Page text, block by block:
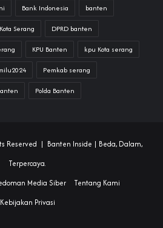
Bank Indonesia banten
Serang DPRD banten
KPU Banten kpu Kota serang
Pemkab serang
Polda Banten
Reserved | Banten Inside | Beda, Dalam,
Terpercaya.
Media Siber
Tentang Kami
Kebijakan Privasi